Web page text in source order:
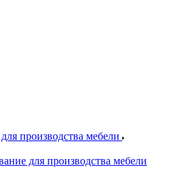
производства мебели
для производства мебели